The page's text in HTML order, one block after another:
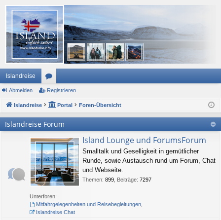
Islandreise
or
en
Abmelden Registrieren
Islandreise Portal Foren-Übersicht
Islandreise Forum
Island Lounge und ForumsForum
Smalltalk und Geselligkeit in gemütlicher
Runde, sowie Austausch rund um Forum, Chat
und Webseite.
Themen: 899 Beiträge: 7297
Unterforen:
Mitfahrgelegenheiten und Reisebegleitungen,
Islandreise Chat